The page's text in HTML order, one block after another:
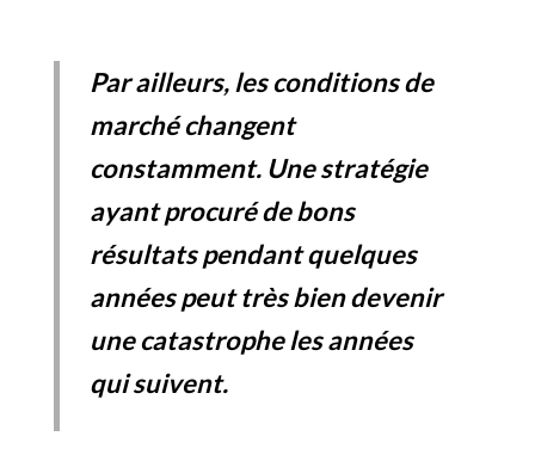
Par ailleurs, les conditions de
marché changent
constamment. Une stratégie
ayant procuré de bons
résultats pendant quelques
années peut très bien devenir
une catastrophe les années
qui suivent.